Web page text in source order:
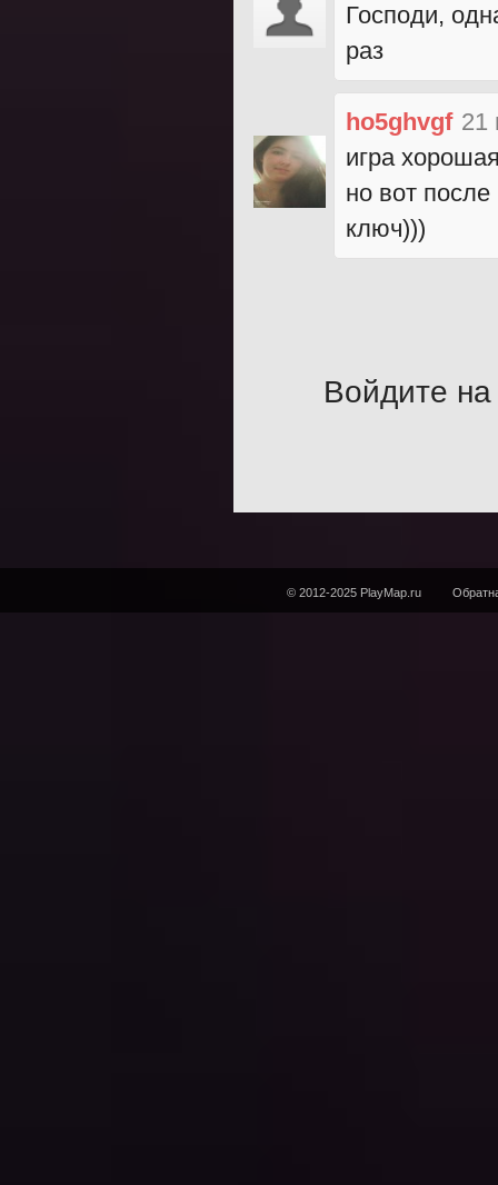
Господи,
раз
ho5ghvgf 21
игра
но вот
ключ)))
Войдите на
© 2012-2025 PlayMap.ru